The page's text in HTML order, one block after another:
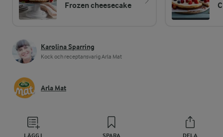
Frozen cheesecake
Karolina Sparring
Kock och receptansvarig Arla Mat
Arla Mat
LÄGG I
SPARA DELA